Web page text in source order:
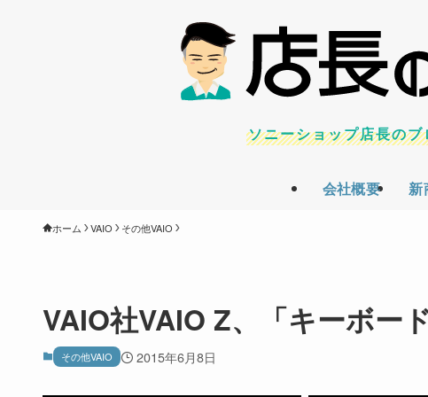
会社概要 新
ソニーショップ店長の
ホーム VAIO その他VAIO
VAIO社VAIO Z、「キーボー
その他VAIO 2015年6月8日